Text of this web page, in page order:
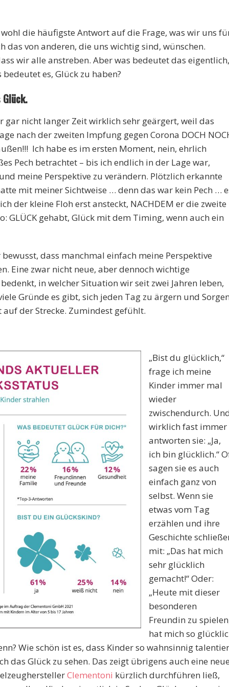
die häufigste Antwort auf die Frage, was wir uns
das von anderen, die uns wichtig sind, wünschen.
wir alle anstreben. Aber was bedeutet das eigentlich,
es, Glück zu haben?
gar nicht langer Zeit wirklich sehr geärgert, weil das
nach der zweiten Impfung gegen Corona DOCH
Ich habe es im ersten Moment, nein, ehrlich
Pech betrachtet – bis ich endlich in der Lage war,
meine Perspektive zu verändern. Plötzlich erkannte
mit meiner Sichtweise … denn das war kein Pech …
der kleine Floh erst ansteckt, NACHDEM er die zweite
GLÜCK gehabt, Glück mit dem Timing, wenn auch ein
dass manchmal einfach meine Perspektive
Eine zwar nicht neue, aber dennoch wichtige
in welcher Situation wir seit zwei Jahren leben,
Gründe es gibt, sich jeden Tag zu ärgern und
der Strecke. Zumindest gefühlt.
„Bist du glücklich,“
frage ich meine
Kinder immer mal
wieder
zwischendurch.
wirklich fast immer
antworten sie: „Ja,
ich bin glücklich.“
sagen sie es auch
einfach ganz von
selbst. Wenn sie
etwas vom Tag
erzählen und ihre
Geschichte
mit: „Das hat mich
sehr glücklich
gemacht!“ Oder:
„Heute mit dieser
besonderen
Freundin zu
hat mich so
Wie schön ist es, dass Kinder so wahnsinnig
das Glück zu sehen. Das zeigt übrigens auch eine
Clementoni kürzlich durchführen ließ,